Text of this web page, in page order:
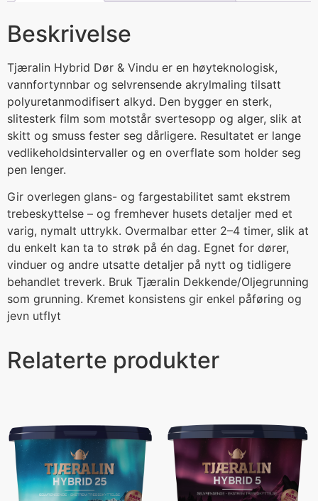
Beskrivelse
Tjæralin Hybrid Dør & Vindu er en høyteknologisk,
vannfortynnbar og selvrensende akrylmaling tilsatt
polyuretanmodifisert alkyd. Den bygger en sterk,
slitesterk film som motstår svertesopp og alger, slik at
skitt og smuss fester seg dårligere. Resultatet er lange
vedlikeholdsintervaller og en overflate som holder seg
pen lenger.
Gir overlegen glans- og fargestabilitet samt ekstrem
trebeskyttelse – og fremhever husets detaljer med et
varig, nymalt uttrykk. Overmalbar etter 2–4 timer, slik at
du enkelt kan ta to strøk på én dag. Egnet for dører,
vinduer og andre utsatte detaljer på nytt og tidligere
behandlet treverk. Bruk Tjæralin Dekkende/Oljegrunning
som grunning. Kremet konsistens gir enkel påføring og
jevn utflyt
Relaterte produkter